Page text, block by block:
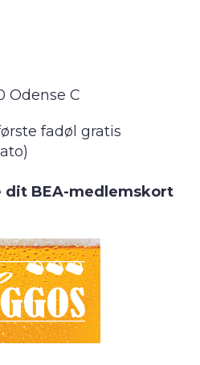
Odense C
fadøl gratis
dit BEA-medlemskort